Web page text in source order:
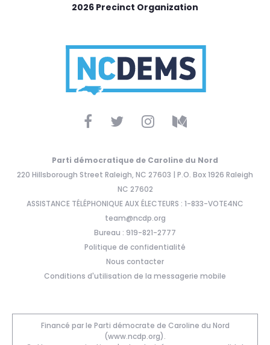
2026 Precinct Organization
Parti démocratique de Caroline du Nord
220 Hillsborough Street Raleigh, NC 27603 | P.O. Box 1926 Raleigh
NC 27602
ASSISTANCE TÉLÉPHONIQUE AUX ÉLECTEURS : 1-833-VOTE4NC
team@ncdp.org
Bureau : 919-821-2777
Politique de confidentialité
Nous contacter
Conditions d'utilisation de la messagerie mobile
Financé par le Parti démocrate de Caroline du Nord
(www.ncdp.org).